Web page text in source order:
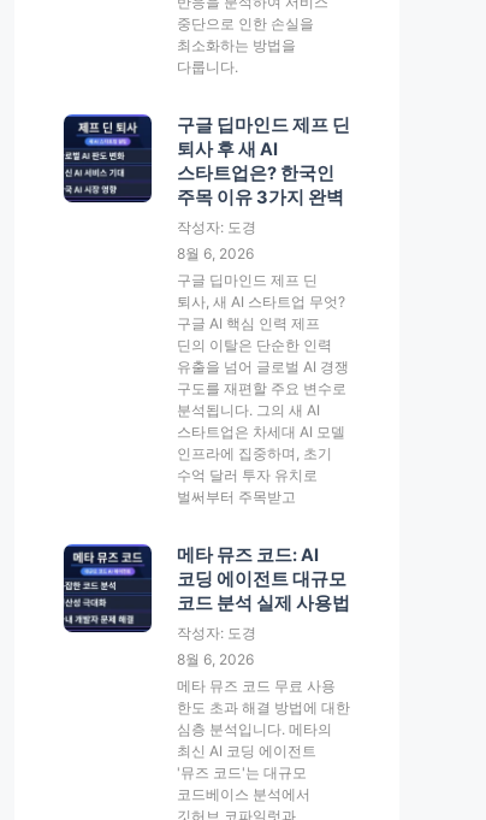
중단으로 인한 손실을
최소화하는 방법을
다룹니다.
구글 딥마인드 제프 딘
퇴사 후 새 AI
스타트업은? 한국인
주목 이유 3가지 완벽
작성자: 도경
8월 6, 2026
구글 딥마인드 제프 딘
퇴사, 새 AI 스타트업 무엇?
구글 AI 핵심 인력 제프
딘의 이탈은 단순한 인력
유출을 넘어 글로벌 AI 경쟁
구도를 재편할 주요 변수로
분석됩니다. 그의 새 AI
스타트업은 차세대 AI 모델
인프라에 집중하며, 초기
수억 달러 투자 유치로
벌써부터 주목받고
메타 뮤즈 코드: AI
코딩 에이전트 대규모
코드 분석 실제 사용법
작성자: 도경
8월 6, 2026
메타 뮤즈 코드 무료 사용
한도 초과 해결 방법에 대한
심층 분석입니다. 메타의
최신 AI 코딩 에이전트
'뮤즈 코드'는 대규모
코드베이스 분석에서
깃허브 코파일럿과